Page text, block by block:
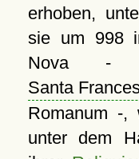
erhoben,
sie um 998
Nova -
Santa
Romanum -
unter dem